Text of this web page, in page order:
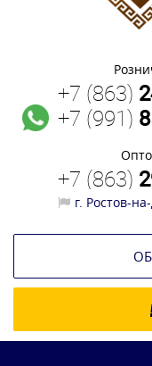
+7 (863)
+7 (991)
+7 (863)
г. Ростов-